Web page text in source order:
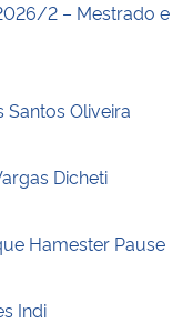
2 – Mestrado e
Oliveira
Dicheti
Hamester Pause
Indi